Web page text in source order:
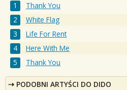
Thank You
White Flag
Life For Rent
Here With Me
Thank You
PODOBNI ARTYŚCI DO DIDO